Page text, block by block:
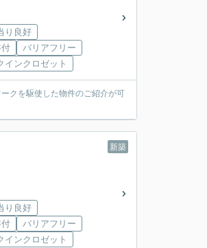
り良好
バリアフリー
インクロゼット
クを駆使した物件のご紹介が可
新築
り良好
バリアフリー
インクロゼット